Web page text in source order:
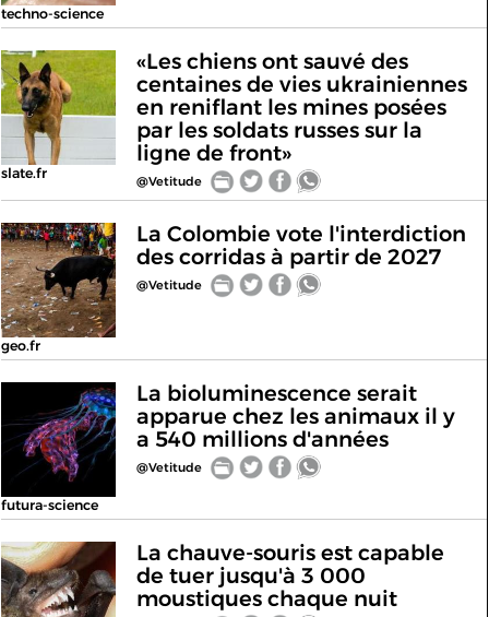
techno-science
slate.fr
«Les chiens ont sauvé des
centaines de vies ukrainiennes
en reniflant les mines posées
par les soldats russes sur la
ligne de front»
@Vetitude
geo.fr
La Colombie vote l'interdiction
des corridas à partir de 2027
@Vetitude
futura-science
La bioluminescence serait
apparue chez les animaux il y
a 540 millions d'années
@Vetitude
La chauve-souris est capable
de tuer jusqu'à 3 000
moustiques chaque nuit